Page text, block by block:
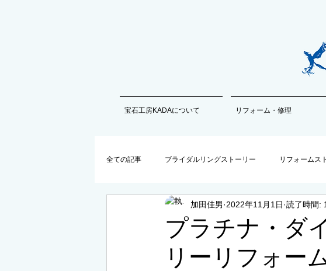
宝石工房KADAについて リフォーム・修理
全ての記事 ブライダルリングストーリー リフォームス
商品情報以外の最新情報
プラチナ・ダ
リーリフォー
加田佳男 2022年11月1日 読了時間: